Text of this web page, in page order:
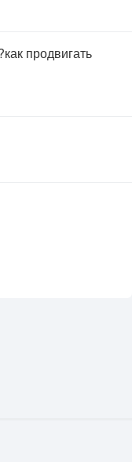
продвигать